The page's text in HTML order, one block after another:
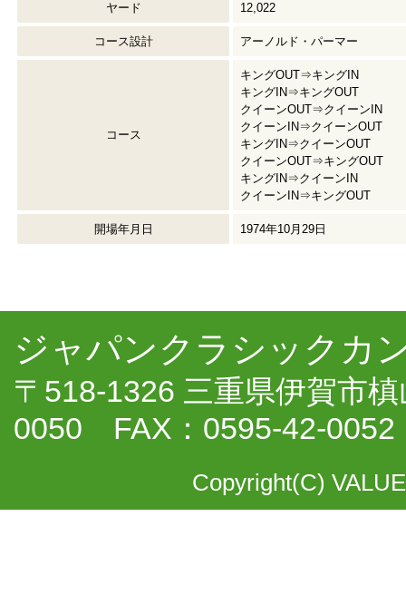
ヤード 12,022
コース設計 アーノルド・パーマー
コース
キングOUT⇒キングIN
キングIN⇒キングOUT
クイーンOUT⇒クイーンIN
クイーンIN⇒クイーンOUT
キングIN⇒クイーンOUT
クイーンOUT⇒キングOUT
キングIN⇒クイーンIN
クイーンIN⇒キングOUT
開場年月日 1974年10月29日
ジャパンクラシックカ
〒518-1326 三重県伊賀市
0050 FAX：0595-42-0052
Copyright(C)